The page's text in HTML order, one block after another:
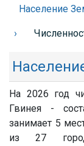
Население
На 2026 год
Гвинея -
занимает 5
из 27